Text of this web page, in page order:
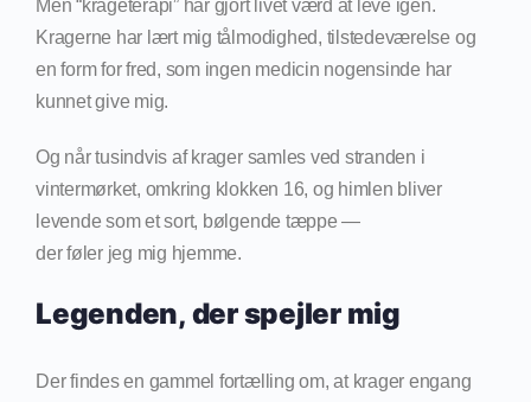
Men “krageterapi” har gjort livet værd at leve igen.
Kragerne har lært mig tålmodighed, tilstedeværelse og
en form for fred, som ingen medicin nogensinde har
kunnet give mig.
Og når tusindvis af krager samles ved stranden i
vintermørket, omkring klokken 16, og himlen bliver
levende som et sort, bølgende tæppe —
der føler jeg mig hjemme.
Legenden, der spejler mig
Der findes en gammel fortælling om, at krager engang